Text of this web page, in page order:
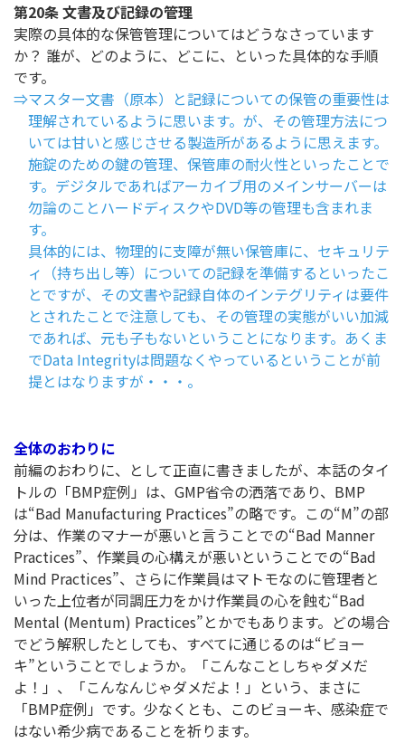
第20条 文書及び記録の管理
実際の具体的な保管管理についてはどうなさっています
か？ 誰が、どのように、どこに、といった具体的な手順
です。
⇒マスター文書（原本）と記録についての保管の重要性は
理解されているように思います。が、その管理方法につ
いては甘いと感じさせる製造所があるように思えます。
施錠のための鍵の管理、保管庫の耐火性といったことで
す。デジタルであればアーカイブ用のメインサーバーは
勿論のことハードディスクやDVD等の管理も含まれま
す。
具体的には、物理的に支障が無い保管庫に、セキュリテ
ィ（持ち出し等）についての記録を準備するといったこ
とですが、その文書や記録自体のインテグリティは要件
とされたことで注意しても、その管理の実態がいい加減
であれば、元も子もないということになります。あくま
でData Integrityは問題なくやっているということが前
提とはなりますが・・・。
全体のおわりに
前編のおわりに、として正直に書きましたが、本話のタイ
トルの「BMP症例」は、GMP省令の洒落であり、BMP
は“Bad Manufacturing Practices”の略です。この“M”の部
分は、作業のマナーが悪いと言うことでの“Bad Manner
Practices”、作業員の心構えが悪いということでの“Bad
Mind Practices”、さらに作業員はマトモなのに管理者と
いった上位者が同調圧力をかけ作業員の心を蝕む“Bad
Mental (Mentum) Practices”とかでもあります。どの場合
でどう解釈したとしても、すべてに通じるのは“ビョー
キ”ということでしょうか。「こんなことしちゃダメだ
よ！」、「こんなんじゃダメだよ！」という、まさに
「BMP症例」です。少なくとも、このビョーキ、感染症で
はない希少病であることを祈ります。